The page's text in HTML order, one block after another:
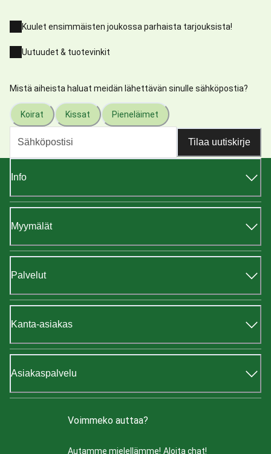
Kuulet ensimmäisten joukossa parhaista tarjouksista!
Uutuudet & tuotevinkit
Mistä aiheista haluat meidän lähettävän sinulle sähköpostia?
Koirat Kissat Pieneläimet
Tilaa uutiskirje
Info
Myymälät
Palvelut
Kanta-asiakas
Asiakaspalvelu
Voimmeko auttaa?
Autamme mielellämme! Aloita chat!